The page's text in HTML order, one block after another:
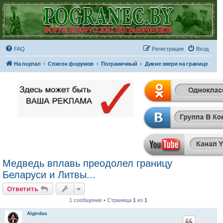
FAQ Вход
Регистрация
На портал Список форумов Пограничный Дикие звери на границе
Медведь вплавь преодолел границу
Беларуси и Литвы...
Ответить
1 сообщение • Страница1 из1
Algirdas